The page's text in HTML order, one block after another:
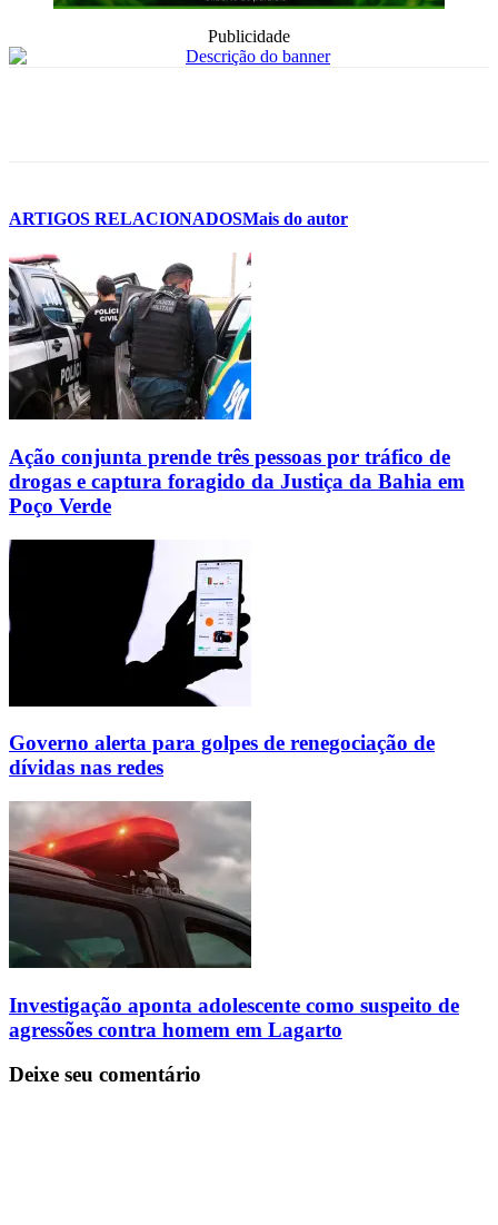
Publicidade
ARTIGOS RELACIONADOSMais do autor
Ação conjunta prende três pessoas por tráfico de
drogas e captura foragido da Justiça da Bahia em
Poço Verde
Governo alerta para golpes de renegociação de
dívidas nas redes
Investigação aponta adolescente como suspeito de
agressões contra homem em Lagarto
Deixe seu comentário